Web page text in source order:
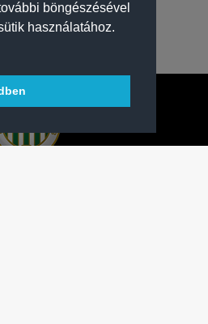
böngészésével
használatához.